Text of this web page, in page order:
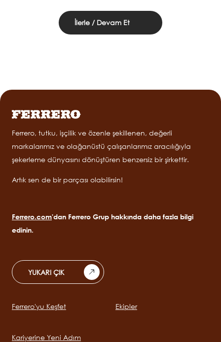
Ferrero, tutku, işçilik ve özenle şekillenen, değerli
markalarımız ve olağanüstü çalışanlarımız aracılığıyla
şekerleme dünyasını dönüştüren benzersiz bir şirkettir.
Artık sen de bir parçası olabilirsin!
Ferrero.com'dan Ferrero Grup hakkında daha fazla bilgi
edinin.
YUKARI ÇIK
Main
Ferrero'yu Keşfet Ekipler
Kariyerine Yeni Adım